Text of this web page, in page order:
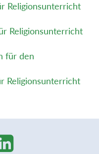
Religionsunterricht
Religionsunterricht
für den
Religionsunterricht